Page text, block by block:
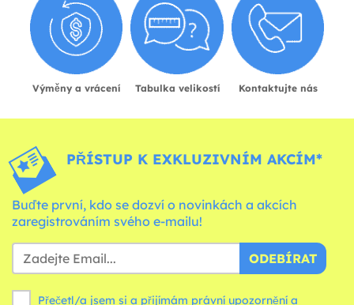
Výměny a vrácení Tabulka velikostí Kontaktujte nás
PŘÍSTUP K EXKLUZIVNÍM AKCÍM*
Buďte první, kdo se dozví o novinkách a akcích
zaregistrováním svého e-mailu!
ODEBÍRAT
Přečetl/a jsem si a přijímám právní upozornění a